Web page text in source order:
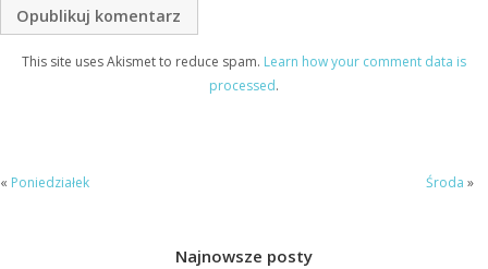
This site uses Akismet to reduce spam. Learn how your comment data is
processed.
« Poniedziałek Środa »
Najnowsze posty